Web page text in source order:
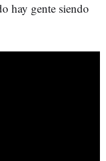
hay gente siendo